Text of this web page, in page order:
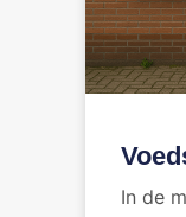
In de